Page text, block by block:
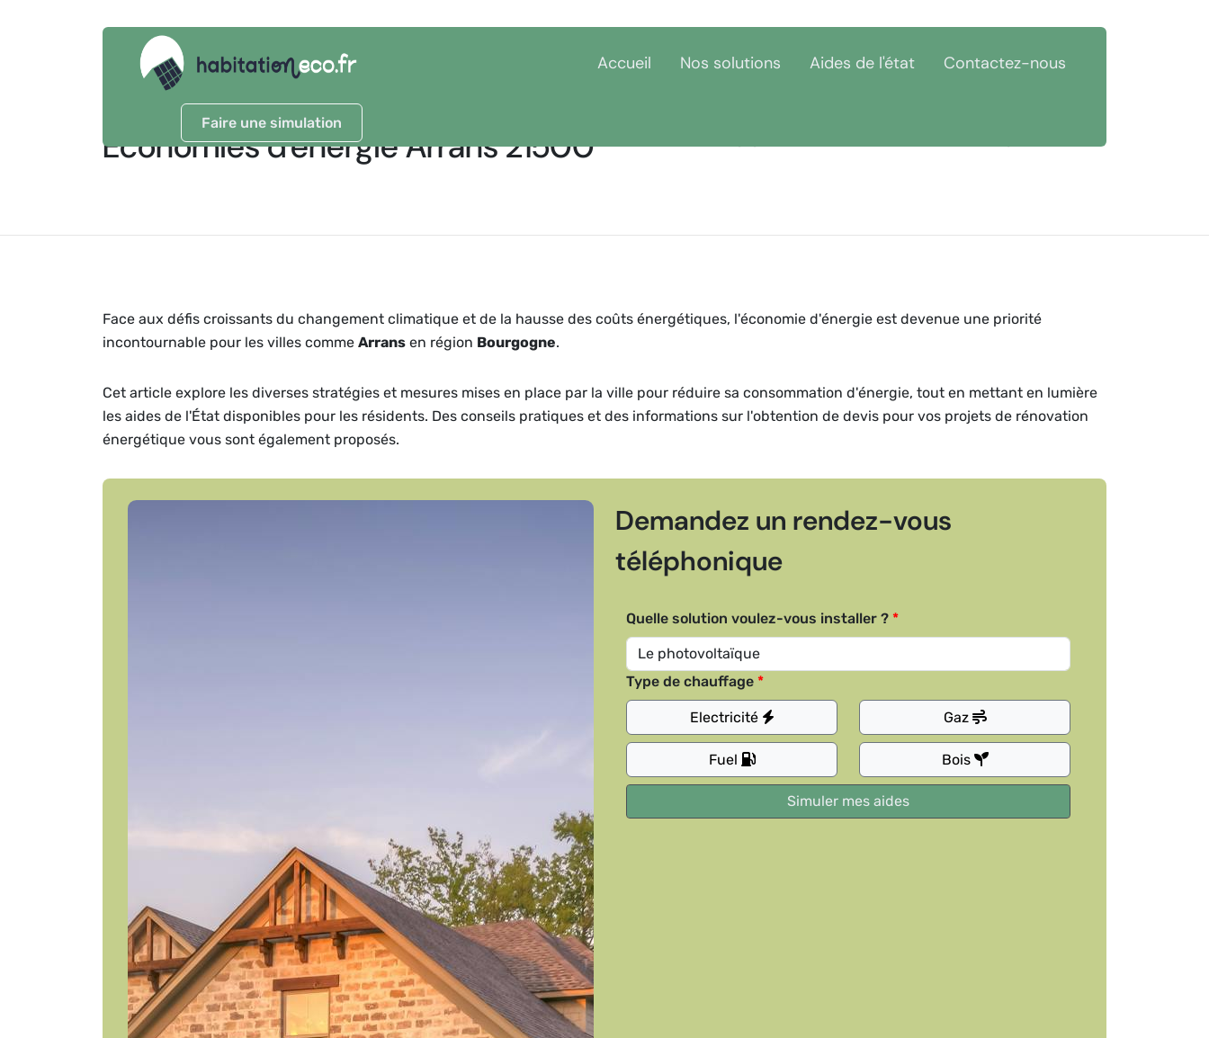
Faire une simulation
Accueil Nos solutions Aides de l'état Contactez-nous
Économies d'énergie Arrans 21500 Économies d'énergie Arrans 21500
Face aux défis croissants du changement climatique et de la hausse des coûts énergétiques, l'économie d'énergie est devenue une priorité
incontournable pour les villes comme Arrans en région Bourgogne.
Cet article explore les diverses stratégies et mesures mises en place par la ville pour réduire sa consommation d'énergie, tout en mettant en lumière
les aides de l'État disponibles pour les résidents. Des conseils pratiques et des informations sur l'obtention de devis pour vos projets de rénovation
énergétique vous sont également proposés.
Demandez un rendez-vous
téléphonique
Quelle solution voulez-vous installer ?
Type de chauffage
Electricité Gaz
Fuel Bois